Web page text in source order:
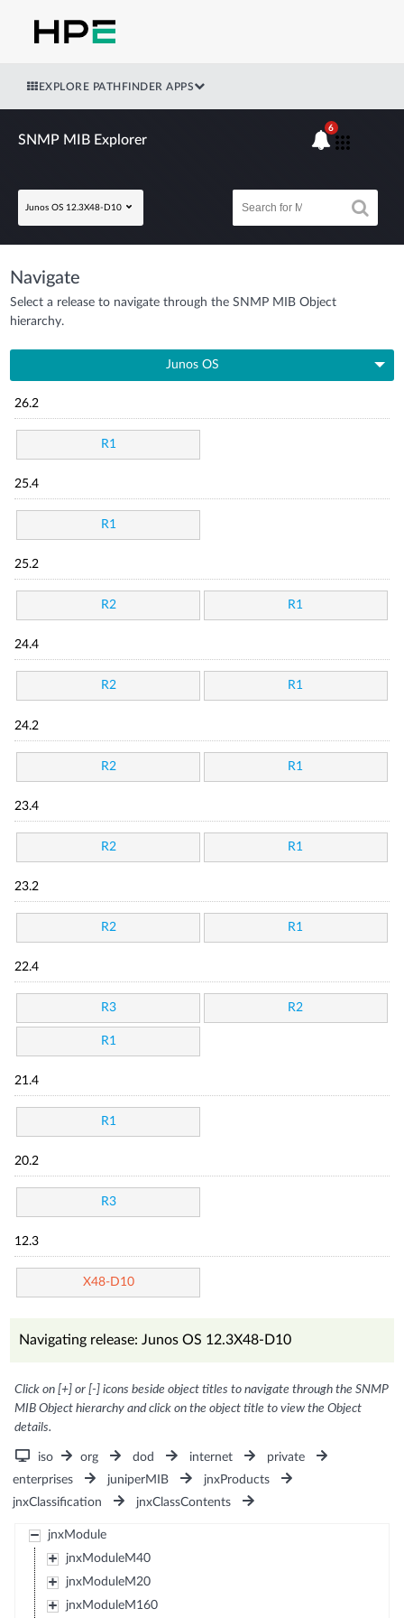
EXPLORE PATHFINDER APPS
SNMP MIB Explorer
Junos OS 12.3X48-D10
6
Navigate
Select a release to navigate through the SNMP MIB Object
hierarchy.
Junos OS
26.2
R1
25.4
R1
25.2
R2 R1
24.4
R2 R1
24.2
R2 R1
23.4
R2 R1
23.2
R2 R1
22.4
R3 R2
R1
21.4
R1
20.2
R3
12.3
X48-D10
Navigating release: Junos OS 12.3X48-D10
Click on [+] or [-] icons beside object titles to navigate through the SNMP
MIB Object hierarchy and click on the object title to view the Object
details.
iso org dod internet
private
enterprises
juniperMIB
jnxProducts
jnxClassification
jnxClassContents
jnxModule
jnxModuleM40
jnxModuleM20
jnxModuleM160